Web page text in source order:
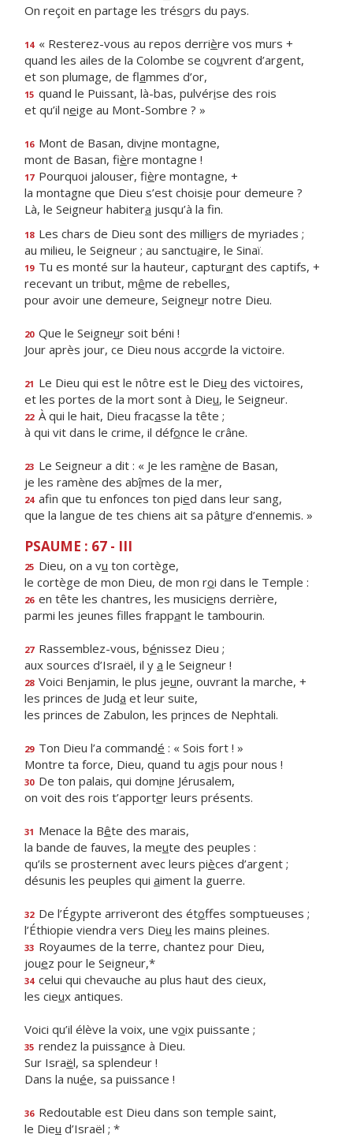
On reçoit en partage les trésors du pays.
14 « Resterez-vous au repos derrière vos murs +
quand les ailes de la Colombe se couvrent d’argent,
et son plumage, de flammes d’or,
15 quand le Puissant, là-bas, pulvérise des rois
et qu’il neige au Mont-Sombre ? »
16 Mont de Basan, divine montagne,
mont de Basan, fière montagne !
17 Pourquoi jalouser, fière montagne, +
la montagne que Dieu s’est choisie pour demeure ?
Là, le Seigneur habitera jusqu’à la fin.
18 Les chars de Dieu sont des milliers de myriades ;
au milieu, le Seigneur ; au sanctuaire, le Sinaï.
19 Tu es monté sur la hauteur, capturant des captifs, +
recevant un tribut, même de rebelles,
pour avoir une demeure, Seigneur notre Dieu.
20 Que le Seigneur soit béni !
Jour après jour, ce Dieu nous accorde la victoire.
21 Le Dieu qui est le nôtre est le Dieu des victoires,
et les portes de la mort sont à Dieu, le Seigneur.
22 À qui le hait, Dieu fracasse la tête ;
à qui vit dans le crime, il défonce le crâne.
23 Le Seigneur a dit : « Je les ramène de Basan,
je les ramène des abîmes de la mer,
24 afin que tu enfonces ton pied dans leur sang,
que la langue de tes chiens ait sa pâture d’ennemis. »
PSAUME : 67 - III
25 Dieu, on a vu ton cortège,
le cortège de mon Dieu, de mon roi dans le Temple :
26 en tête les chantres, les musiciens derrière,
parmi les jeunes filles frappant le tambourin.
27 Rassemblez-vous, bénissez Dieu ;
aux sources d’Israël, il y a le Seigneur !
28 Voici Benjamin, le plus jeune, ouvrant la marche, +
les princes de Juda et leur suite,
les princes de Zabulon, les princes de Nephtali.
29 Ton Dieu l’a commandé : « Sois fort ! »
Montre ta force, Dieu, quand tu agis pour nous !
30 De ton palais, qui domine Jérusalem,
on voit des rois t’apporter leurs présents.
31 Menace la Bête des marais,
la bande de fauves, la meute des peuples :
qu’ils se prosternent avec leurs pièces d’argent ;
désunis les peuples qui aiment la guerre.
32 De l’Égypte arriveront des étoffes somptueuses ;
l’Éthiopie viendra vers Dieu les mains pleines.
33 Royaumes de la terre, chantez pour Dieu,
jouez pour le Seigneur,*
34 celui qui chevauche au plus haut des cieux,
les cieux antiques.
Voici qu’il élève la voix, une voix puissante ;
35 rendez la puissance à Dieu.
Sur Israël, sa splendeur !
Dans la nuée, sa puissance !
36 Redoutable est Dieu dans son temple saint,
le Dieu d’Israël ; *